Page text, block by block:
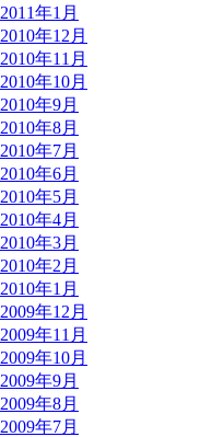
2011年1月
2010年12月
2010年11月
2010年10月
2010年9月
2010年8月
2010年7月
2010年6月
2010年5月
2010年4月
2010年3月
2010年2月
2010年1月
2009年12月
2009年11月
2009年10月
2009年9月
2009年8月
2009年7月